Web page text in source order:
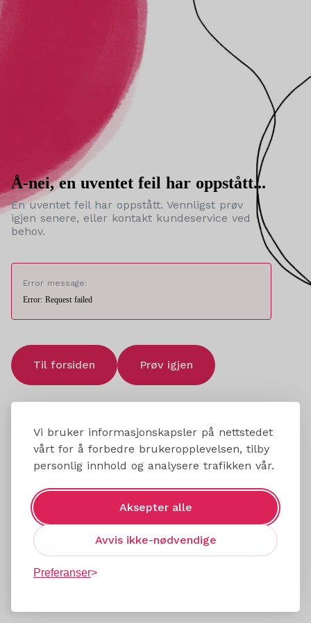
Vi bruker informasjonskapsler på nettstedet
vårt for å forbedre brukeropplevelsen, tilby
personlig innhold og analysere trafikken vår.
Aksepter alle
Avvis ikke-nødvendige
Preferanser
Å-nei, en uventet feil har oppstått...
En uventet feil har oppstått. Vennligst prøv
igjen senere, eller kontakt kundeservice ved
behov.
Error message:
Error: Request failed
Til forsiden Prøv igjen